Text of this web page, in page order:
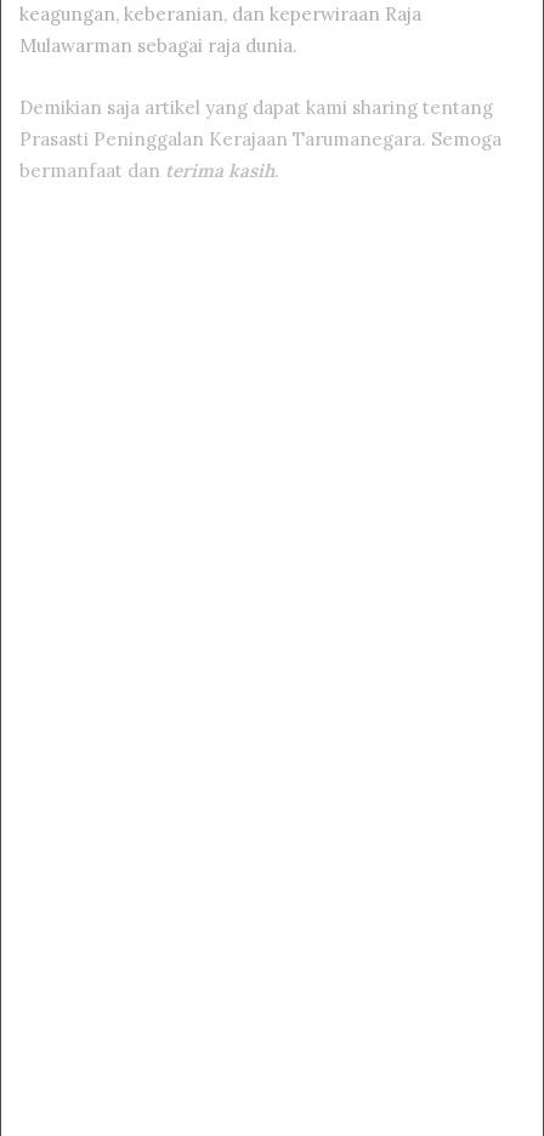
keagungan, keberanian, dan keperwiraan Raja
Mulawarman sebagai raja dunia.
Demikian saja artikel yang dapat kami sharing tentang
Prasasti Peninggalan Kerajaan Tarumanegara. Semoga
bermanfaat dan terima kasih.